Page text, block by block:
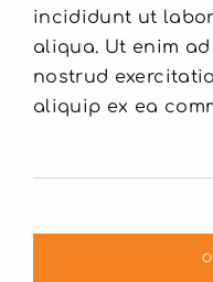
incididunt ut
aliqua. Ut enim
nostrud
aliquip ex ea